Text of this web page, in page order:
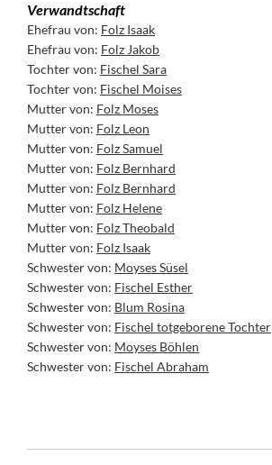
Verwandtschaft
Ehefrau von: Folz Isaak
Ehefrau von: Folz Jakob
Tochter von: Fischel Sara
Tochter von: Fischel Moises
Mutter von: Folz Moses
Mutter von: Folz Leon
Mutter von: Folz Samuel
Mutter von: Folz Bernhard
Mutter von: Folz Bernhard
Mutter von: Folz Helene
Mutter von: Folz Theobald
Mutter von: Folz Isaak
Schwester von: Moyses Süsel
Schwester von: Fischel Esther
Schwester von: Blum Rosina
Schwester von: Fischel totgeborene Tochter
Schwester von: Moyses Böhlen
Schwester von: Fischel Abraham